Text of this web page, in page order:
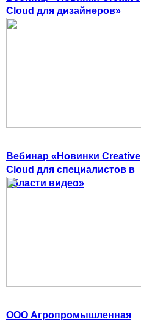
Cloud для дизайнеров»
Вебинар «Новинки Creative
Cloud для специалистов в
области видео»
ООО Агропромышленная